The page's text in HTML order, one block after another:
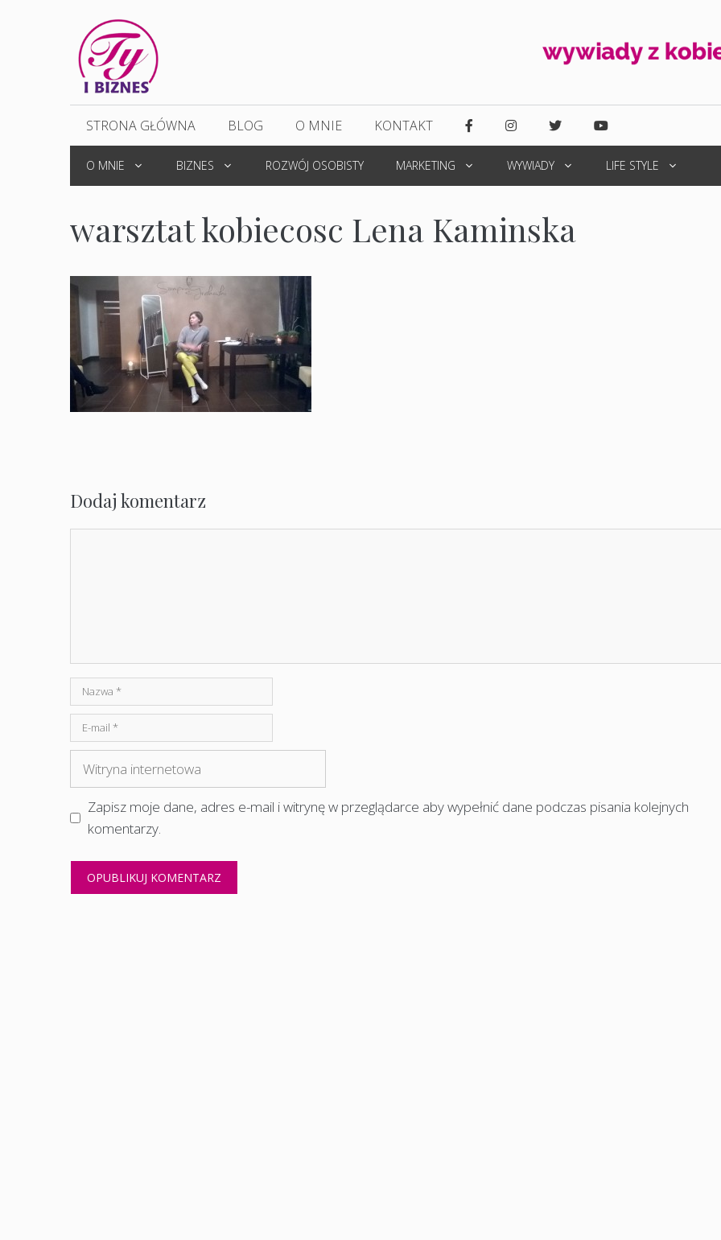
STRONA GŁÓWNA BLOG O MNIE KONTAKT
O MNIE BIZNES ROZWÓJ OSOBISTY MARKETING WYWIADY LIFE STYLE
warsztat kobiecosc Lena Kaminska
Dodaj komentarz
Nazwa
mail
Witryna
internetowa
Zapisz moje dane, adres e-mail i witrynę w przeglądarce aby wypełnić dane podczas pisania kolejnych
komentarzy.